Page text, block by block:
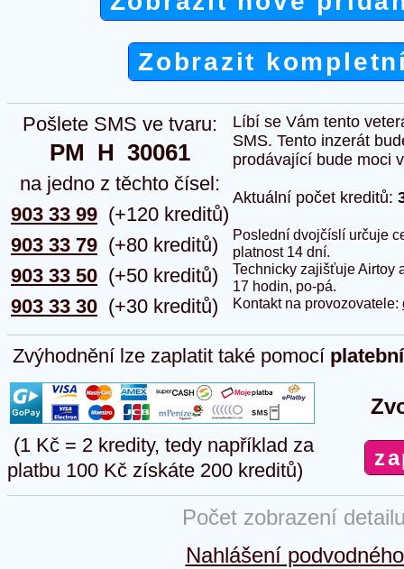
Zobrazit
Pošlete SMS ve tvaru:
PM  H  30061
na jedno z těchto čísel:
903 33 99
903 33 79
903 33 50
903 33 30
(+120 kreditů)
(+80 kreditů)
(+50 kreditů)
(+30 kreditů)
Líbí se Vám tento
SMS. Tento inzerát
prodávající bude moci
Aktuální počet kreditů:
Poslední dvojčíslí určuje
platnost 14 dní.
Technicky zajišťuje Airtoy
17 hodin, po-pá.
Kontakt na provozovatele:
Zvýhodnění lze zaplatit také pomocí
(1 Kč = 2 kredity, tedy například za
platbu 100 Kč získáte 200 kreditů)
Počet zobrazení
Nahlášení